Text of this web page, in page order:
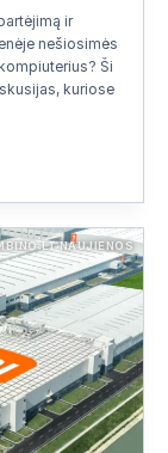
ir
nešiosimės
Ši
kuriose
NAUJIENOS